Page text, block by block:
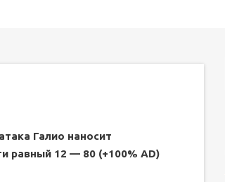
Галио наносит
равный 12 — 80 (+100% AD)